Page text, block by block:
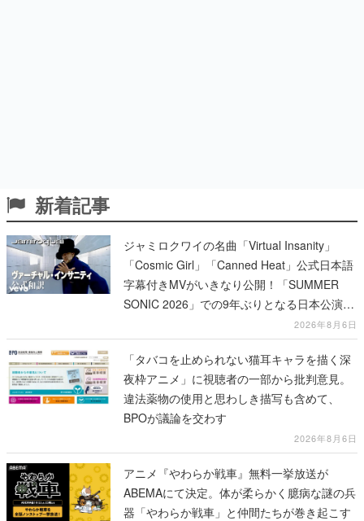
新着記事
ジャミロクワイの名曲「Virtual Insanity」
「Cosmic Girl」「Canned Heat」公式日本語
字幕付きMVがいきなり公開！「SUMMER
SONIC 2026」での9年ぶりとなる日本公演を
2026年8月6日
「タバコを止められない猫耳キャラを描く深
夜枠アニメ」に視聴者の一部から批判意見。
違法薬物の使用と思わしき描写も含めて、
BPOが議論を交わす
2026年8月6日
アニメ『やわらか戦車』無料一挙放送が
ABEMAにて決定。体が柔らかく臆病な謎の兵
器「やわらか戦車」と仲間たちが巻き起こす